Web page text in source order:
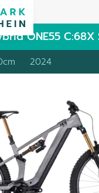
ONE55 C:68X
2024